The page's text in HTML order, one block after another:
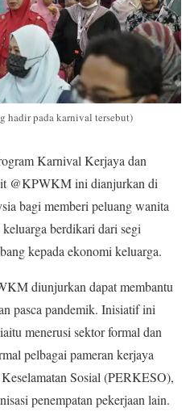
hadir pada karnival tersebut)
Karnival Kerjaya dan
@KPWKM ini dianjurkan di
bagi memberi peluang wanita
berdikari dari segi
kepada ekonomi keluarga.
diunjurkan dapat membantu
pasca pandemik. Inisiatif ini
menerusi sektor formal dan
pelbagai pameran kerjaya
Sosial (PERKESO),
penempatan pekerjaan lain.